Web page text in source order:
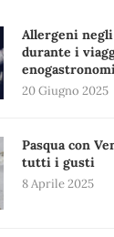
Allergeni
durante i
20 Giugno 2025
Pasqua con
tutti i gusti
8 Aprile 2025